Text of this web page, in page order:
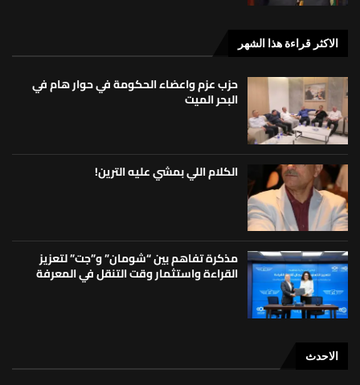
الاكثر قراءة هذا الشهر
حزب عزم واعضاء الحكومة في حوار هام في
البحر الميت
الكلام اللي بمشي عليه الترين!
مذكرة تفاهم بين “شومان” و”جت” لتعزيز
القراءة واستثمار وقت التنقل في المعرفة
الاحدث